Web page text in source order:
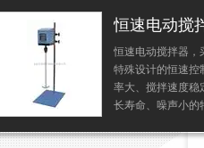
常州易晨仪器制造有限公司
玻璃气浴
玻璃气浴摇床（
示） 以称空气浴
温度可控的恒温
结合的生化仪器
动，是植物、生